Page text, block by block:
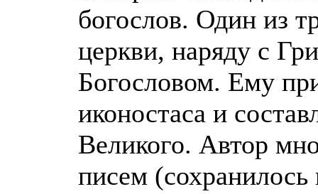
богослов. Один из
церкви, наряду с
Богословом. Ему
иконостаса и
Великого. Автор
писем